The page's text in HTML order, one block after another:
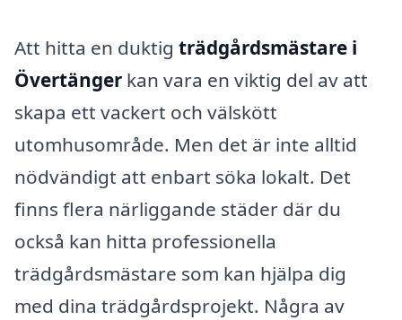
Att hitta en duktig trädgårdsmästare i
Övertänger kan vara en viktig del av att
skapa ett vackert och välskött
utomhusområde. Men det är inte alltid
nödvändigt att enbart söka lokalt. Det
finns flera närliggande städer där du
också kan hitta professionella
trädgårdsmästare som kan hjälpa dig
med dina trädgårdsprojekt. Några av